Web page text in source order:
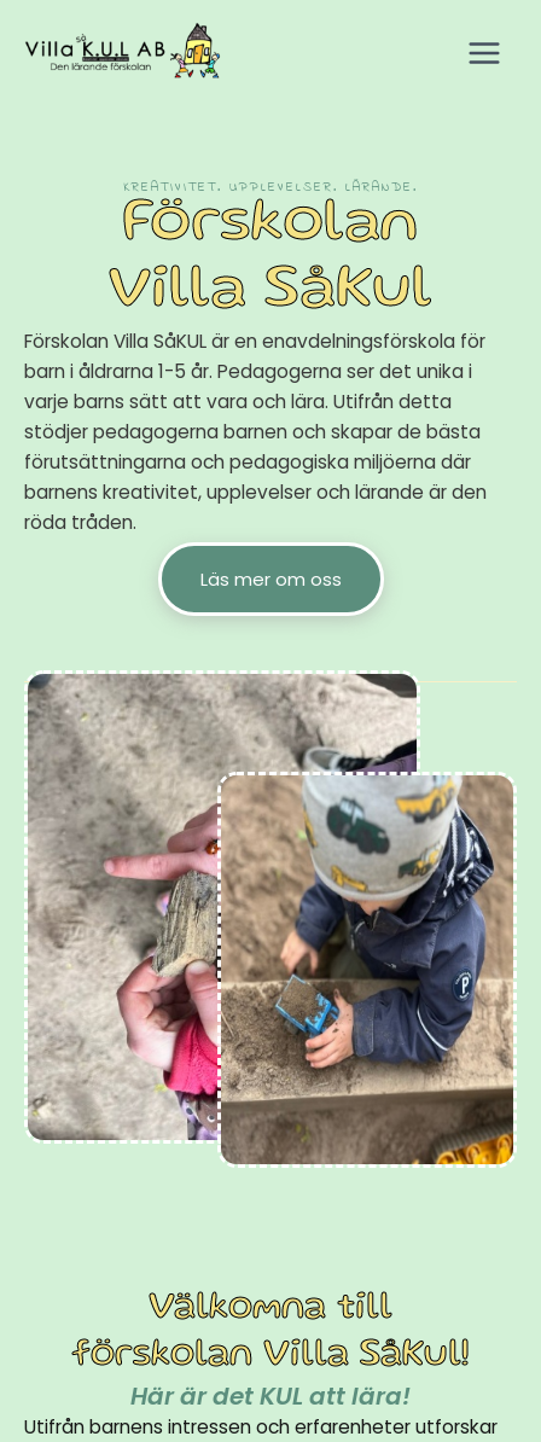
innehåll
Menu
KREATIVITET. UPPLEVELSER. LÄRANDE.
Förskolan
Villa SåKul
Förskolan Villa SåKUL är en enavdelningsförskola för
barn i åldrarna 1-5 år. Pedagogerna ser det unika i
varje barns sätt att vara och lära. Utifrån detta
stödjer pedagogerna barnen och skapar de bästa
förutsättningarna och pedagogiska miljöerna där
barnens kreativitet, upplevelser och lärande är den
röda tråden.
Läs mer om oss
Välkomna till
förskolan Villa SåKul!
Här är det KUL att lära!
Utifrån barnens intressen och erfarenheter utforskar